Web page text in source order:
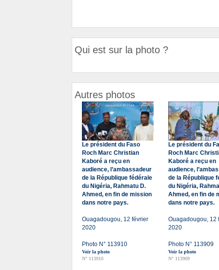
Qui est sur la photo ?
Autres photos
Le président du Faso
Roch Marc Christian
Kaboré a reçu en
audience, l’ambassadeur
de la République fédérale
du Nigéria, Rahmatu D.
Ahmed, en fin de mission
dans notre pays.
Ouagadougou, 12 février
2020
Photo N° 113910
Voir la photo
N° 113910
Le président du
Roch Marc
Kaboré a reçu en
audience,
de la République
du Nigéria,
Ahmed, en fin de
dans notre pays.
Ouagadougou, 12
2020
Photo N° 113909
Voir la photo
N° 113909